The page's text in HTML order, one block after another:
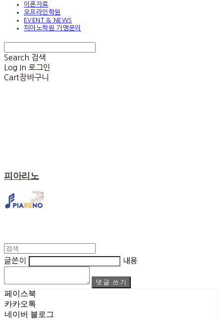
이론자료
오프라인학원
EVENT & NEWS
피아노학원 가맹문의
Search 검색
Log In 로그인
Cart장바구니
피아리노
글쓴이 내용
댓글 쓰기
페이스북
카카오톡
네이버 블로그